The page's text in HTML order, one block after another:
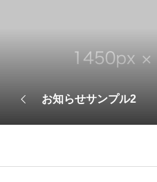
お知らせサンプル2